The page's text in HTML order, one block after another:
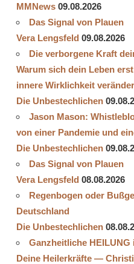
MMNews 09.08.2026
Das Signal von Plauen
Vera Lengsfeld 09.08.2026
Die verborgene Kraft
Warum sich dein Leben
innere Wirklichkeit
Die Unbestechlichen
Jason Mason:
von einer Pandemie und
Die Unbestechlichen
Das Signal von Plauen
Vera Lengsfeld 08.08.2026
Regenbogen oder
Deutschland
Die Unbestechlichen
Ganzheitliche
Deine Heilerkräfte —